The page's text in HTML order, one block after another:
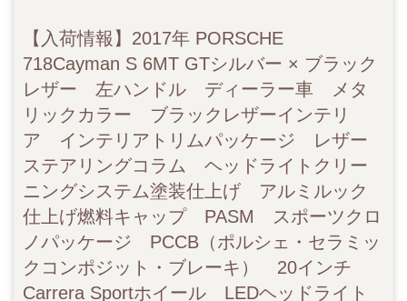
【入荷情報】2017年 PORSCHE
718Cayman S 6MT GTシルバー × ブラック
レザー 左ハンドル ディーラー車 メタ
リックカラー ブラックレザーインテリ
ア インテリアトリムパッケージ レザー
ステアリングコラム ヘッドライトクリー
ニングシステム塗装仕上げ アルミルック
仕上げ燃料キャップ PASM スポーツクロ
ノパッケージ PCCB（ポルシェ・セラミッ
クコンポジット・ブレーキ） 20インチ
Carrera Sportホイール LEDヘッドライト